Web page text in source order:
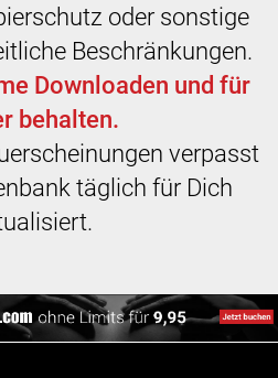
oder sonstige
Beschränkungen.
Downloaden und für
behalten.
verpasst
täglich für Dich